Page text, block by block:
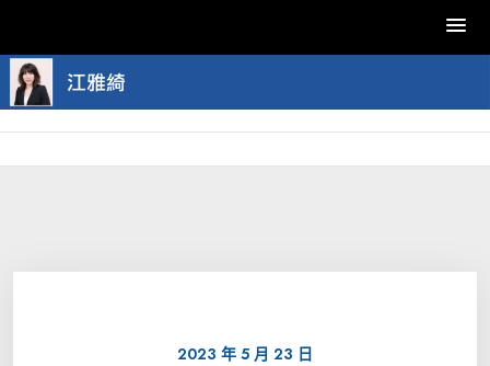
Skip
to
content
2023 年 5 月 23 日